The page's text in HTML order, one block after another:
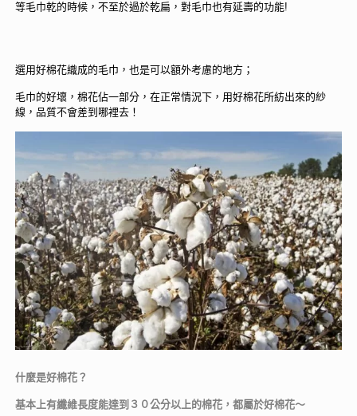
等毛巾乾的時候，不至於過於乾扁，對毛巾也有延壽的功能!
選用好棉花織成的毛巾，也是可以額外考慮的地方；
毛巾的好壞，棉花佔一部分，在正常情況下，用好棉花所紡出來的紗
線，品質不會差到哪裡去！
什麼是好棉花？
基本上有纖維長度能達到３０公分以上的棉花，都屬於好棉花～